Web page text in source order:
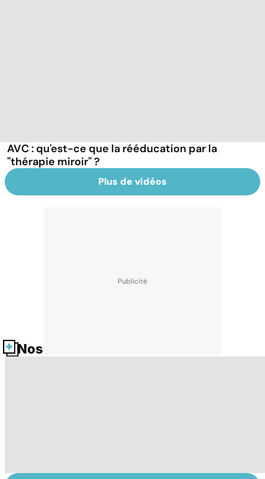
AVC : qu'est-ce que la rééducation par la
"thérapie miroir" ?
Plus de vidéos
Nos fiches santé